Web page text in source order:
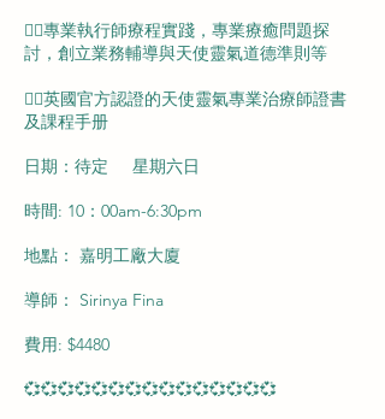
👉🏻專業執行師療程實踐，專業療癒問題探
討，創立業務輔導與天使靈氣道德準則等
👉🏻英國官方認證的天使靈氣專業治療師證書
及課程手册
日期：待定 星期六日
時間: 10：00am-6:30pm
地點： 嘉明工廠大廈
導師： Sirinya Fina
費用: $4480
💞💞💞💞💞💞💞💞💞💞💞💞💞💞💞